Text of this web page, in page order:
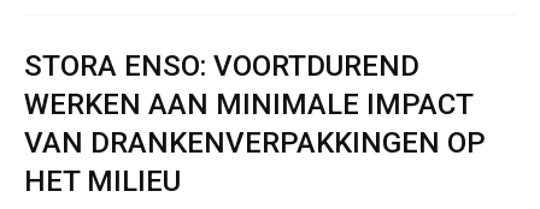
STORA ENSO: VOORTDUREND
WERKEN AAN MINIMALE IMPACT
VAN DRANKENVERPAKKINGEN OP
HET MILIEU